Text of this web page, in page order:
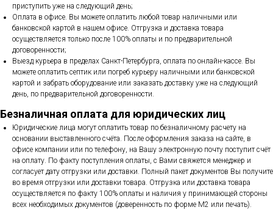
приступить уже на следующий день;
Оплата в офисе. Вы можете оплатить любой товар наличными или
банковской картой в нашем офисе. Отгрузка и доставка товара
осуществляется только после 100% оплаты и по предварительной
договоренности;
Выезд курьера в пределах Санкт-Петербурга, оплата по онлайн-кассе. Вы
можете оплатить септик или погреб курьеру наличными или банковской
картой и забрать оборудование или заказать доставку уже на следующий
день, по предварительной договоренности.
Безналичная оплата для юридических лиц
Юридические лица могут оплатить товар по безналичному расчету на
основании выставленного счёта. После оформления заказа на сайте, в
офисе компании или по телефону, на Вашу электронную почту поступит счёт
на оплату. По факту поступления оплаты, с Вами свяжется менеджер и
согласует дату отгрузки или доставки. Полный пакет документов Вы получите
во время отгрузки или доставки товара. Отгрузка или доставка товара
осуществляется по факту 100% оплаты и наличия у принимающей стороны
всех необходимых документов (доверенность по форме М2 или печать).